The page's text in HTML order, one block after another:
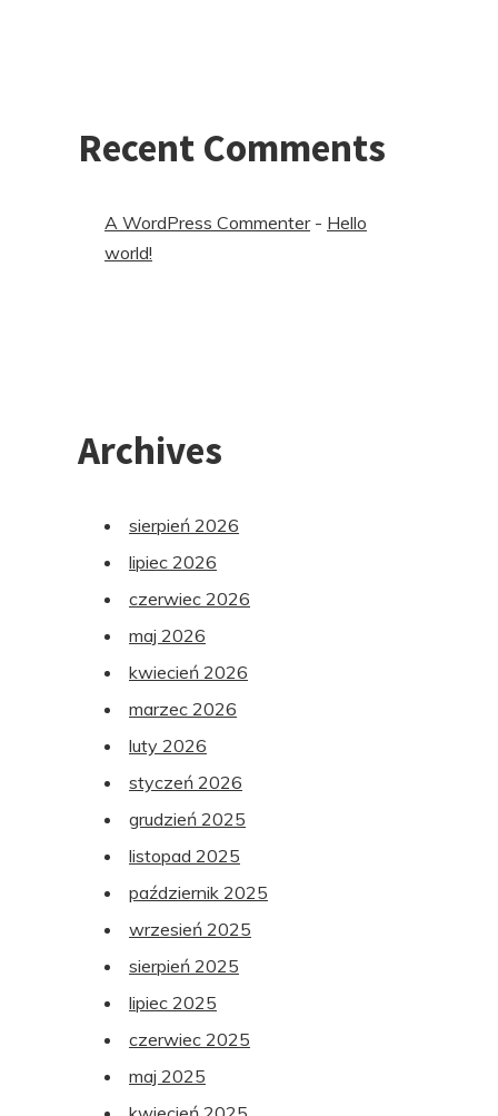
Recent Comments
A WordPress Commenter- Hello
world!
Archives
sierpień 2026
lipiec 2026
czerwiec 2026
maj 2026
kwiecień 2026
marzec 2026
luty 2026
styczeń 2026
grudzień 2025
listopad 2025
październik 2025
wrzesień 2025
sierpień 2025
lipiec 2025
czerwiec 2025
maj 2025